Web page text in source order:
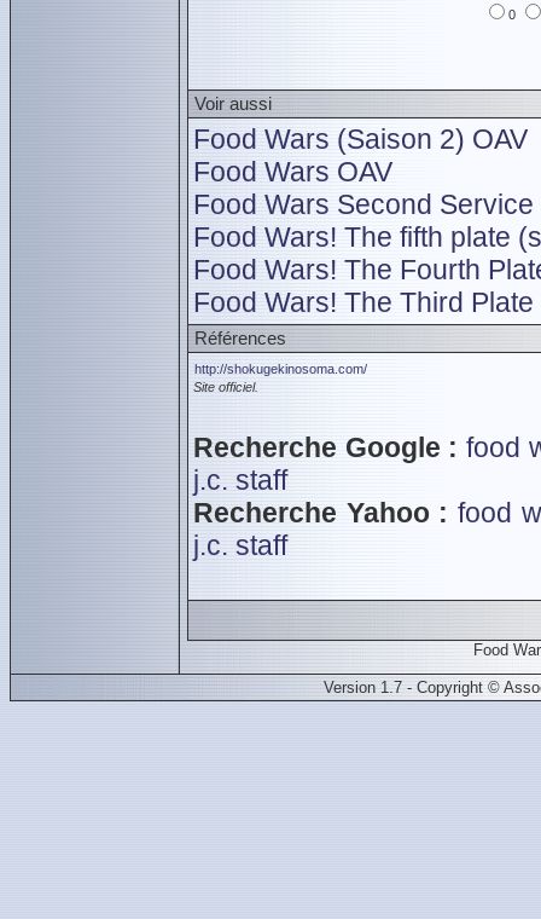
0
Voir aussi
Food Wars (Saison 2) OAV
Food Wars OAV
Food Wars Second
Food Wars! The fifth plate
Food Wars! The Fourth
Food Wars! The Third
Références
http://shokugekinosoma.com/
Site officiel.
Recherche Google : food
j.c. staff
Recherche Yahoo : food
j.c. staff
Food
Version 1.7 - Copyright ©